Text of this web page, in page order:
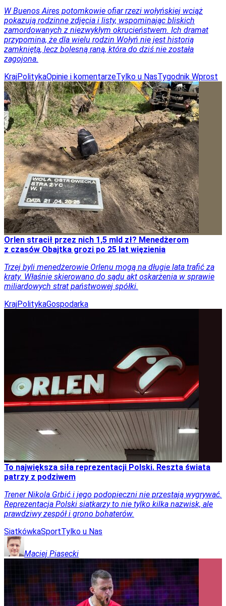
W Buenos Aires potomkowie ofiar rzezi wołyńskiej wciąż
pokazują rodzinne zdjęcia i listy, wspominając bliskich
zamordowanych z niezwykłym okrucieństwem. Ich dramat
przypomina, że dla wielu rodzin Wołyń nie jest historią
zamkniętą, lecz bolesną raną, która do dziś nie została
zagojona.
KrajPolitykaOpinie i komentarzeTylko u NasTygodnik Wprost
Orlen stracił przez nich 1,5 mld zł? Menedżerom
z czasów Obajtka grozi po 25 lat więzienia
Trzej byli menedżerowie Orlenu mogą na długie lata trafić za
kraty. Właśnie skierowano do sądu akt oskarżenia w sprawie
miliardowych strat państwowej spółki.
KrajPolitykaGospodarka
To największa siła reprezentacji Polski. Reszta świata
patrzy z podziwem
Trener Nikola Grbić i jego podopieczni nie przestają wygrywać.
Reprezentacja Polski siatkarzy to nie tylko kilka nazwisk, ale
prawdziwy zespół i grono bohaterów.
SiatkówkaSportTylko u Nas
Maciej Piasecki